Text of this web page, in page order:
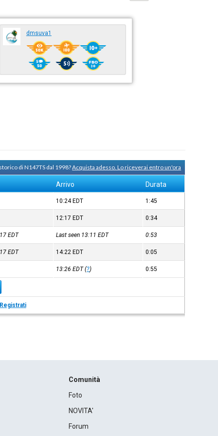
dmsuva1
di N147TS dal 1998?Acquista adesso. Lo riceverai entro un'ora
Arrivo Durata
10:24 EDT 1:45
12:17 EDT 0:34
EDT Last seen 13:11EDT 0:53
EDT 14:22 EDT 0:05
13:26EDT(?) 0:55
Comunità
Foto
NOVITA'
Forum